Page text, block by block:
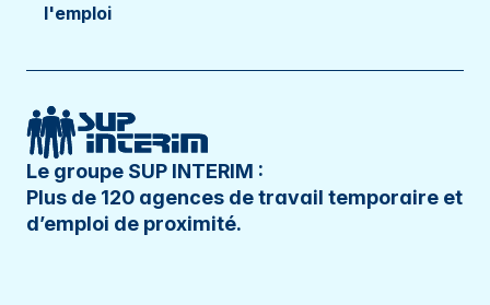
Le groupe SUP INTERIM :
Plus de 120 agences de travail temporaire et
d’emploi de proximité.
l'emploi